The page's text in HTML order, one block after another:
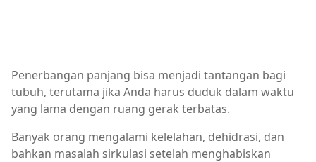
Penerbangan panjang bisa menjadi tantangan bagi
tubuh, terutama jika Anda harus duduk dalam waktu
yang lama dengan ruang gerak terbatas.
Banyak orang mengalami kelelahan, dehidrasi, dan
bahkan masalah sirkulasi setelah menghabiskan